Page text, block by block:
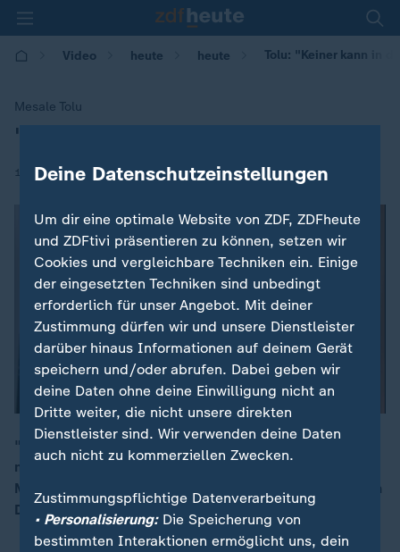
Video heute heute Tolu: "Keiner kann in
Mesale Tolu
:"Keiner kann in der Türkei frei reden"
14.02.2018 | 07:54
"Die Bundesregierung muss sich klar ausdrücken. Die
milden Töne bringen nichts", sagt die Journalistin
Meşale Tolu über den Fall des inhaftierten Journalisten
Deniz Yücel.
Deine Datenschutzeinstellungen
Um dir eine optimale Website von ZDF, ZDFheute
und ZDFtivi präsentieren zu können, setzen wir
Cookies und vergleichbare Techniken ein. Einige
der eingesetzten Techniken sind unbedingt
erforderlich für unser Angebot. Mit deiner
Zustimmung dürfen wir und unsere Dienstleister
darüber hinaus Informationen auf deinem Gerät
speichern und/oder abrufen. Dabei geben wir
deine Daten ohne deine Einwilligung nicht an
Dritte weiter, die nicht unsere direkten
Dienstleister sind. Wir verwenden deine Daten
auch nicht zu kommerziellen Zwecken.
Zustimmungspflichtige Datenverarbeitung
• Personalisierung:Die Speicherung von
bestimmten Interaktionen ermöglicht uns, dein